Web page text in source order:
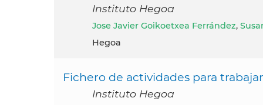
Instituto Hegoa
Jose Javier Goikoetxea Ferrández,
Hegoa
Fichero de actividades para
Instituto Hegoa